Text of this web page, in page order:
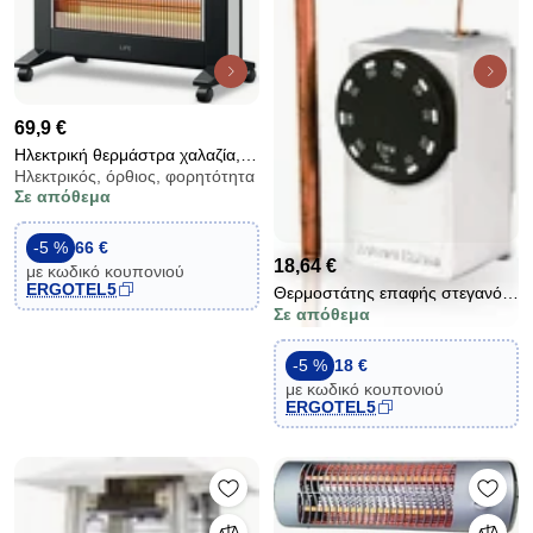
69,9 €
Ηλεκτρική θερμάστρα χαλαζία,
2800W κατάλληλη για χώρους
εώς 40τμ 58.7 x 28 x 67.1cm
Ηλεκτρικός, όρθιος, φορητότητα
Σε απόθεμα
-5 % 66 €
με κωδικό κουπονιού
ERGOTEL5
18,64 €
Θερμοστάτης επαφής στεγανός
10-90°C FANTINI COSMI C
04A2 εμβαπτιζόμενος 1,0m
αισθητήριο
Σε απόθεμα
-5 % 18 €
με κωδικό κουπονιού
ERGOTEL5